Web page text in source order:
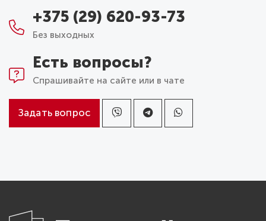
+375 (29) 620-93-73
Без выходных
Есть вопросы?
Спрашивайте на сайте или в чате
Задать вопрос